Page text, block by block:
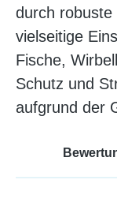
durch robuste
vielseitige
Fische,
Schutz und
aufgrund der